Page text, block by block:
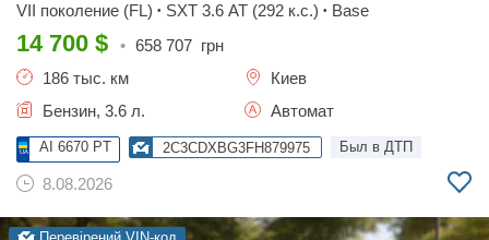
VII поколение (FL) • SXT 3.6 AT (292 к.с.) • Base
14 700 $ • 658 707 грн
186 тыс. км
Киев
Бензин, 3.6 л.
Автомат
AI 6670 PT 2C3CDXBG3FH879975 Был в ДТП
8.08.2026